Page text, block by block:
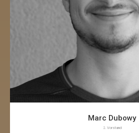
Marc Dubowy
2. Vorstand